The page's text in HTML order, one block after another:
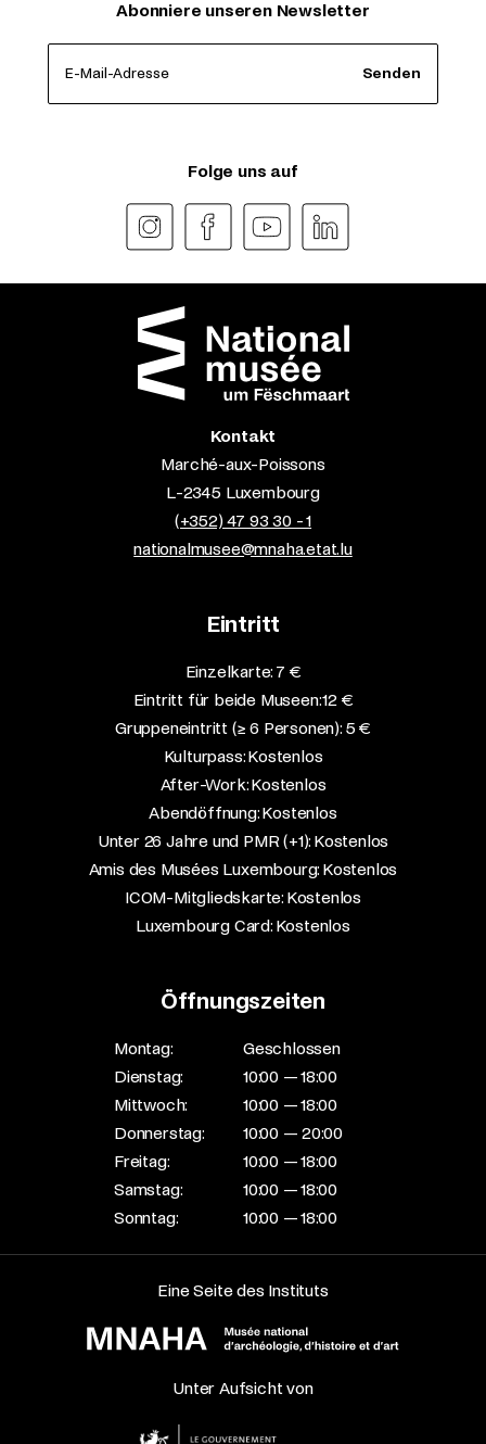
Abonniere unseren Newsletter
E-Mail-Adresse Senden
Folge uns auf
Kontakt
Marché-aux-Poissons
L-2345 Luxembourg
(+352) 47 93 30 - 1
nationalmusee@mnaha.etat.lu
Eintritt
Einzelkarte: 7 €​
Eintritt für beide Museen: 12 €​
Gruppeneintritt (≥ 6 Personen): 5 €​
Kulturpass: Kostenlos​
After-Work: Kostenlos​
Abendöffnung: Kostenlos​
Unter 26 Jahre und PMR (+1): Kostenlos​
Amis des Musées Luxembourg: Kostenlos​
ICOM-Mitgliedskarte: Kostenlos​
Luxembourg Card: Kostenlos
Öffnungszeiten
Montag:
Geschlossen
Dienstag:
10:00 — 18:00
Mittwoch:
10:00 — 18:00
Donnerstag:
10:00 — 20:00
Freitag:
10:00 — 18:00
Samstag:
10:00 — 18:00
Sonntag:
10:00 — 18:00
Eine Seite des Instituts
Unter Aufsicht von